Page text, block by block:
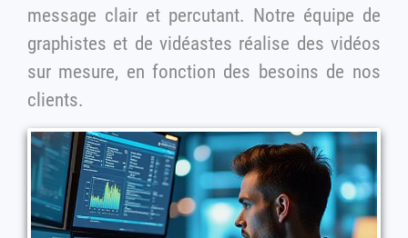
message clair et percutant. Notre équipe de
graphistes et de vidéastes réalise des vidéos
sur mesure, en fonction des besoins de nos
clients.